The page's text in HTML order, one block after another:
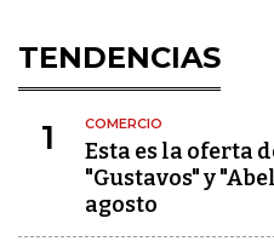
TENDENCIAS
1 COMERCIO
Esta es la oferta
"Gustavos" y
agosto